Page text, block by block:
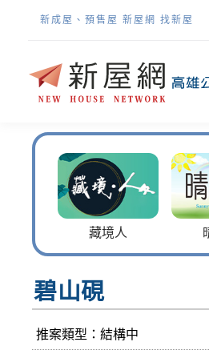
新成屋、預售屋 新屋網 找新屋
藏境人
碧山硯
推案類型：結構中